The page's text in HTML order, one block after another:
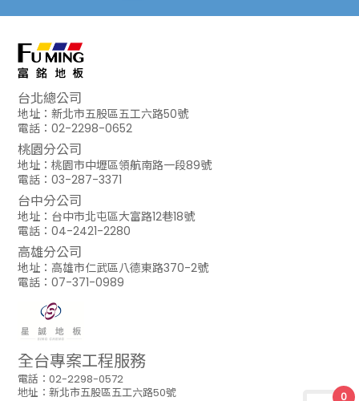
台北總公司
地址：新北市五股區五工六路50號
電話：02-2298-0652
桃園分公司
地址：桃園市中壢區領航南路一段89號
電話：03-287-3371
台中分公司
地址：台中市北屯區大富路12巷18號
電話：04-2421-2280
高雄分公司
地址：高雄市仁武區八德東路370-2號
電話：07-371-0989
全台專案工程服務
電話：02-2298-0572
地址：新北市五股區五工六路50號
0